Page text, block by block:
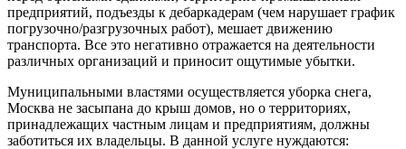
предприятий, подъезды к дебаркадерам (чем нарушает график
погрузочно/разгрузочных работ), мешает движению
транспорта. Все это негативно отражается на деятельности
различных организаций и приносит ощутимые убытки.
Муниципальными властями осуществляется уборка снега,
Москва не засыпана до крыш домов, но о территориях,
принадлежащих частным лицам и предприятиям, должны
заботиться их владельцы. В данной услуге нуждаются: